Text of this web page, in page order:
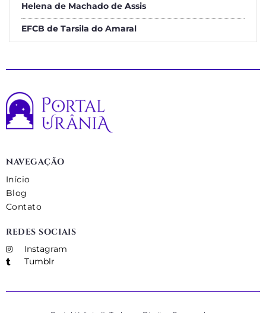
Helena de Machado de Assis
EFCB de Tarsila do Amaral
NAVEGAÇÃO
Início
Blog
Contato
REDES SOCIAIS
Instagram
Tumblr